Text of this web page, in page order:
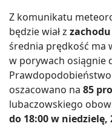
Z komunikatu
będzie wiał z
średnia prędkość ma
w porywach osiągnie
oszacowano na 85
lubaczowskiego
do 18:00 w